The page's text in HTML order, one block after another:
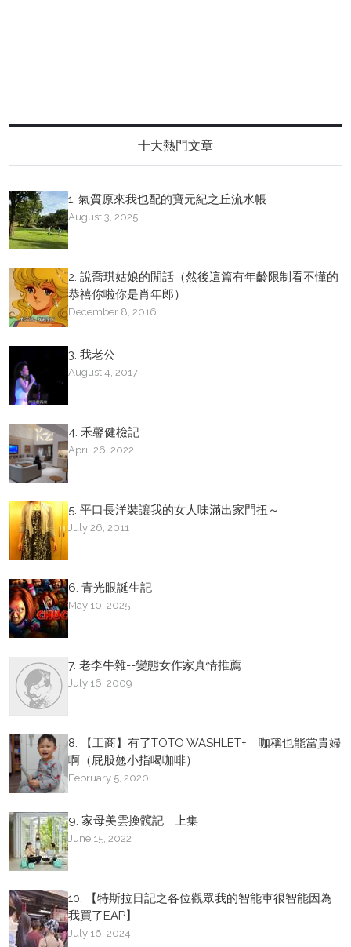
十大熱門文章
1. 氣質原來我也配的寶元紀之丘流水帳
August 3, 2025
2. 說喬琪姑娘的閒話（然後這篇有年齡限制看不懂的
恭禧你啦你是肖年郎）
December 8, 2016
3. 我老公
August 4, 2017
4. 禾馨健檢記
April 26, 2022
5. 平口長洋裝讓我的女人味滿出家門扭～
July 26, 2011
6. 青光眼誕生記
May 10, 2025
7. 老李牛雜--變態女作家真情推薦
July 16, 2009
8. 【工商】有了TOTO WASHLET+ 咖稱也能當貴婦
啊（屁股翹小指喝咖啡）
February 5, 2020
9. 家母美雲換髖記—上集
June 15, 2022
10. 【特斯拉日記之各位觀眾我的智能車很智能因為
我買了EAP】
July 16, 2024